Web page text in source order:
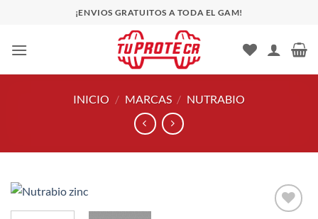
contenido
¡ENVIOS GRATUITOS A TODA EL GAM!
INICIO / MARCAS / NUTRABIO